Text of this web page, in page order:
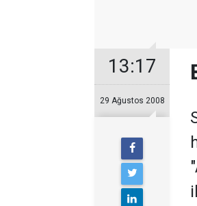
13:17
29 Ağustos 2008